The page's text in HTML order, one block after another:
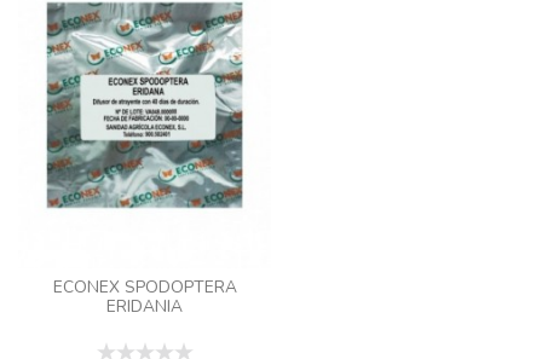
ECONEX SPODOPTERA
ERIDANIA